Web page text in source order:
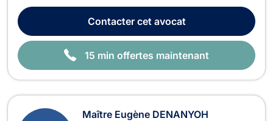
aux accidents de roulage ou autres , à l' indemnisation de
dommages corporels , en droit de la famille...
Contactercet avocat
15 min offertes maintenant
Maître Eugène DENANYOH